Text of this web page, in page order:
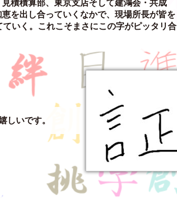
積積算部、東京支店そして建鴻会・共成
を出し合っていくなかで、現場所長が皆を
いく。これこそまさにこの字がピッタリ合
しいです。